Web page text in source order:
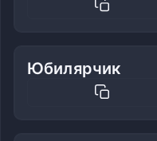
Юбилярчик